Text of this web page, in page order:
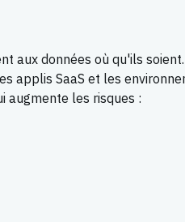
aux données où qu'ils
applis SaaS et les
augmente les risques :